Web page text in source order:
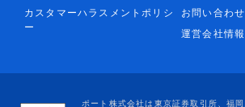
カスタマーハラスメントポリシ
ー
お問い合わせ
運営会社情報